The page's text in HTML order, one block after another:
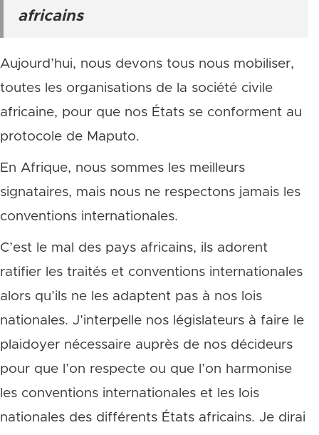
africains
Aujourd’hui, nous devons tous nous mobiliser,
toutes les organisations de la société civile
africaine, pour que nos États se conforment au
protocole de Maputo.
En Afrique, nous sommes les meilleurs
signataires, mais nous ne respectons jamais les
conventions internationales.
C’est le mal des pays africains, ils adorent
ratifier les traités et conventions internationales
alors qu’ils ne les adaptent pas à nos lois
nationales. J’interpelle nos législateurs à faire le
plaidoyer nécessaire auprès de nos décideurs
pour que l’on respecte ou que l’on harmonise
les conventions internationales et les lois
nationales des différents États africains. Je dirai